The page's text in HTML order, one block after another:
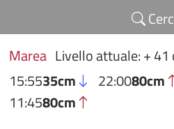
Marea Livello attuale: + 41
15:5535cm 22:0080cm
11:4580cm